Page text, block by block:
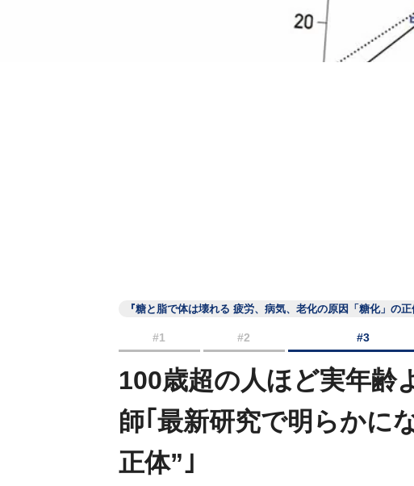
『糖と脂で体は壊れる 疲労、病気、老化の原因「糖化」の正
#1 #2 #3
100歳超の人ほど実年
師｢最新研究で明らかに
正体”｣